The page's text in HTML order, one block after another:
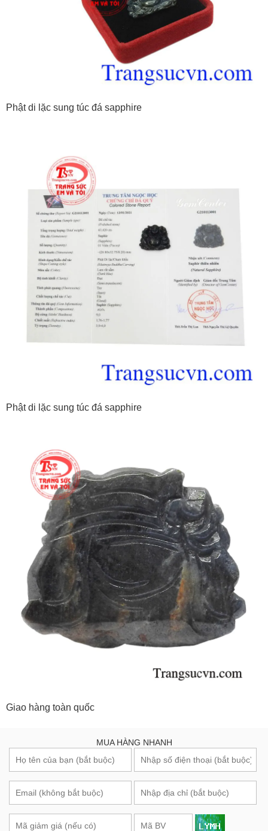
Phật di lặc sung túc đá sapphire
Phật di lặc sung túc đá sapphire
Giao hàng toàn quốc
MUA HÀNG NHANH